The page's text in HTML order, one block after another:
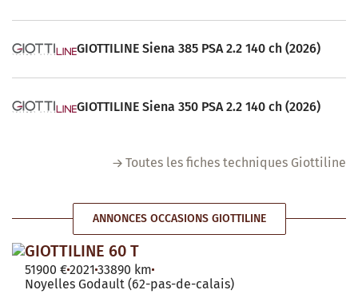
GIOTTILINE Siena 385 PSA 2.2 140 ch (2026)
GIOTTILINE Siena 350 PSA 2.2 140 ch (2026)
Toutes les fiches techniques Giottiline
ANNONCES OCCASIONS GIOTTILINE
GIOTTILINE 60 T
51900 €2021 33890 km
Noyelles Godault (62-pas-de-calais)